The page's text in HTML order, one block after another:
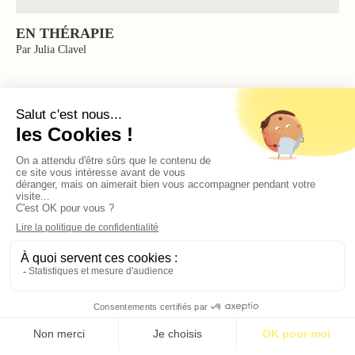
EN THÉRAPIE
Par Julia Clavel
S’abonner pour 1€ S’abonner